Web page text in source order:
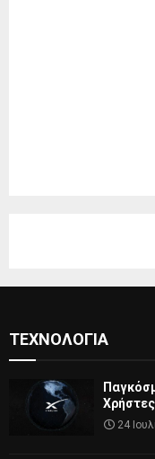
ΤΕΧΝΟΛΟΓΊΑ
24